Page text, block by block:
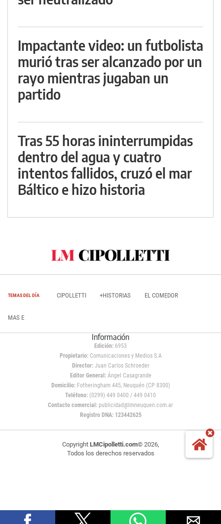
Impactante video: un futbolista
murió tras ser alcanzado por un
rayo mientras jugaban un
partido
Tras 55 horas ininterrumpidas
dentro del agua y cuatro
intentos fallidos, cruzó el mar
Báltico e hizo historia
TEMAS DEL DÍA CIPOLLETTI +HISTORIAS EL COMEDOR
MAS E
Información
Edición: 6953
Propietario:Comunicaciones y Medios S.A
Director: Juan Carlos Schroeder
Editor General:Ángel Casagrande
Domicilio:Fotheringham 445, Neuquén (CP 8300)
Teléfono: (0299) 449 0400 / 449 0410
Contacto comercial: publicidad@lmneuquen.com.ar
Registro DNA: 123442625
Copyright LMCipolletti.com© 2026,
Todos los derechos reservados